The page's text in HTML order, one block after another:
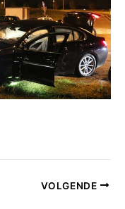
VOLGENDE